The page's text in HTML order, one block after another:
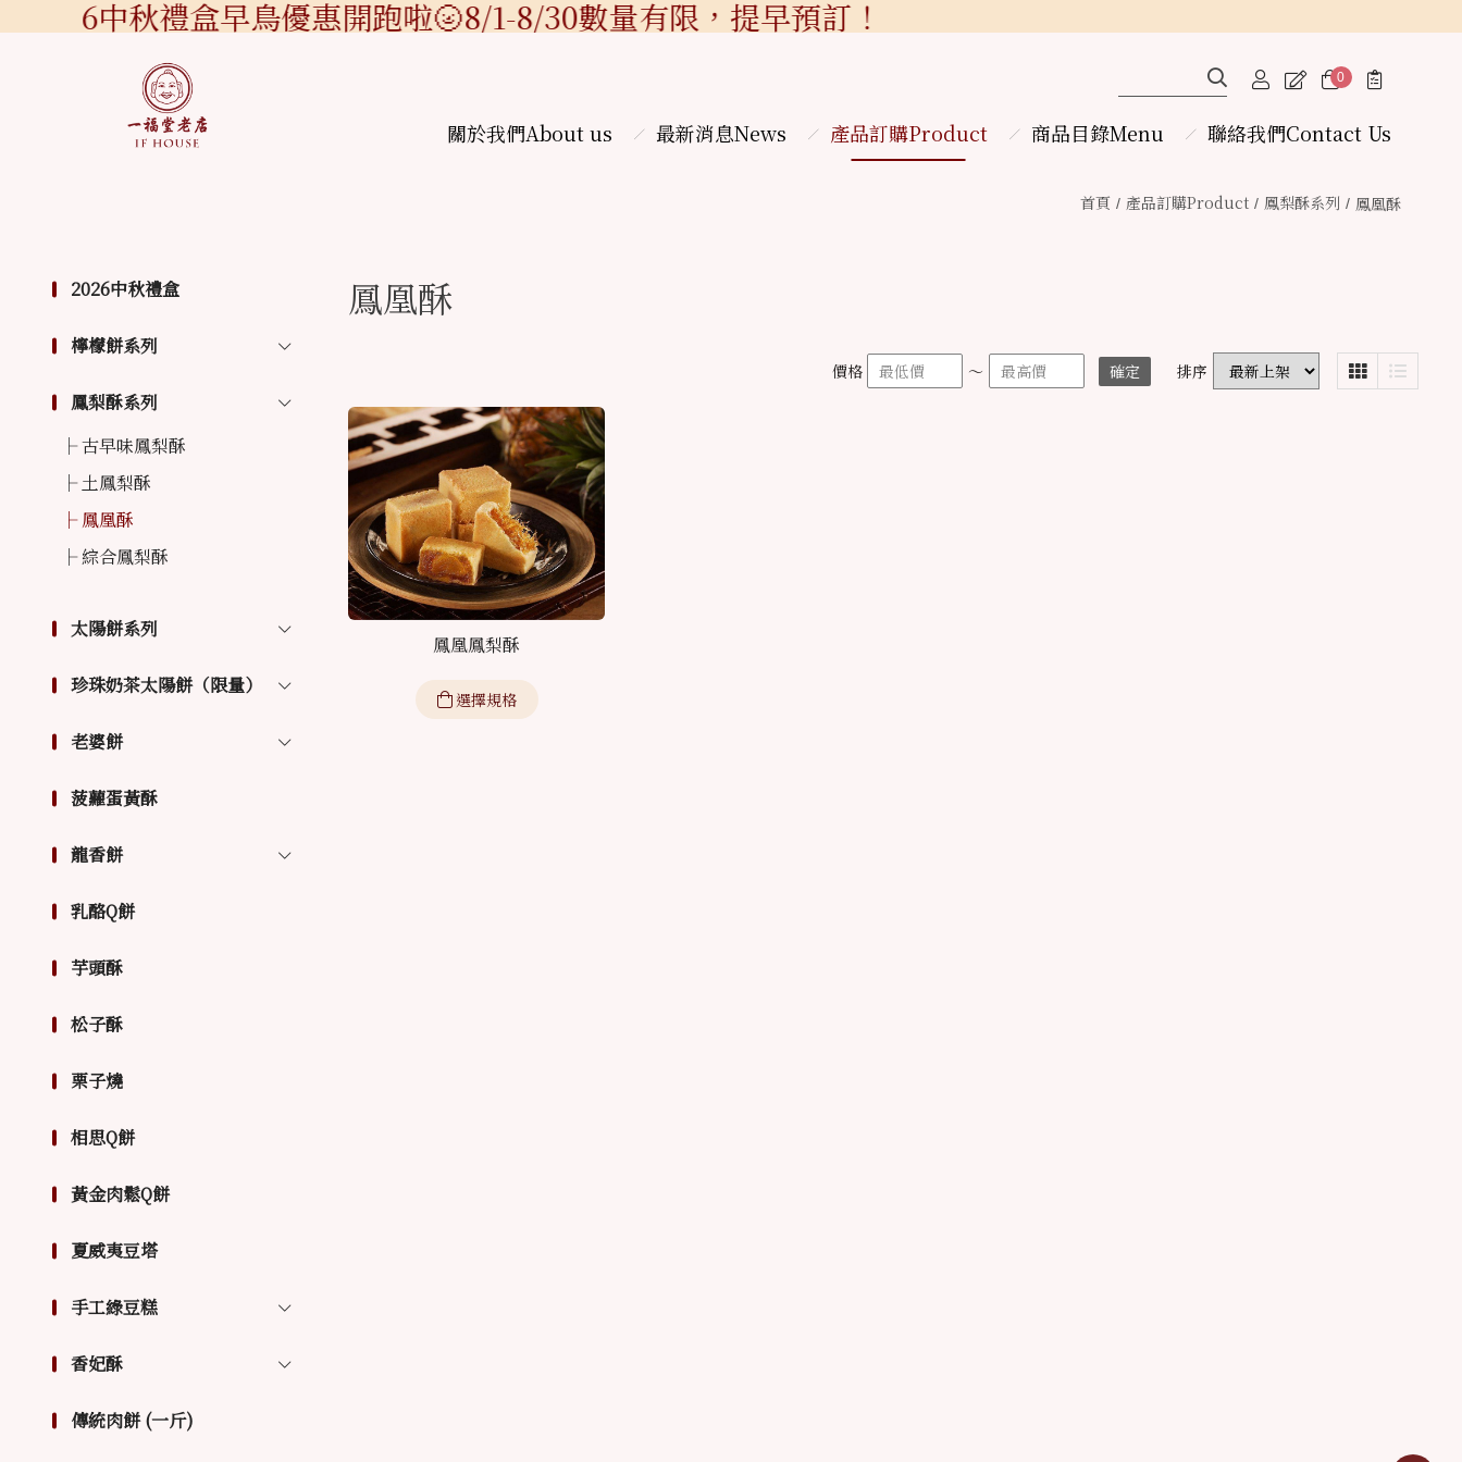
2026中秋禮盒早鳥優惠開跑啦🌝8/1-8/30數量有限，提早預訂！
0
關於我們About us 最新消息News 產品訂購Product 商品目錄Menu 聯絡我們Contact Us
首頁 產品訂購Product 鳳梨酥系列 鳳凰酥
2026中秋禮盒
檸檬餅系列
鳳梨酥系列
古早味鳳梨酥
土鳳梨酥
鳳凰酥
綜合鳳梨酥
太陽餅系列
珍珠奶茶太陽餅（限量）
老婆餅
菠蘿蛋黃酥
龍香餅
乳酪Q餅
芋頭酥
松子酥
栗子燒
相思Q餅
黃金肉鬆Q餅
夏威夷豆塔
手工綠豆糕
香妃酥
傳統肉餅 (一斤)
鳳凰酥
價格 ～ 確定 排序
鳳凰鳳梨酥
選擇規格